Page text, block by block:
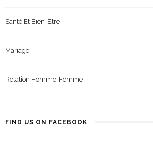
Santé Et Bien-Être
Mariage
Relation Homme-Femme
FIND US ON FACEBOOK